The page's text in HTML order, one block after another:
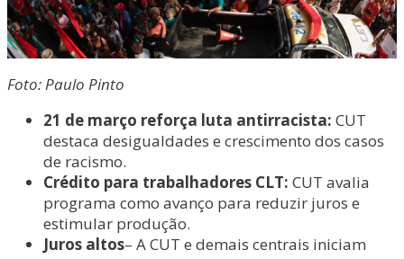
Foto: Paulo Pinto
21 de março reforça luta antirracista: CUT
destaca desigualdades e crescimento dos casos
de racismo.
Crédito para trabalhadores CLT: CUT avalia
programa como avanço para reduzir juros e
estimular produção.
Juros altos– A CUT e demais centrais iniciam